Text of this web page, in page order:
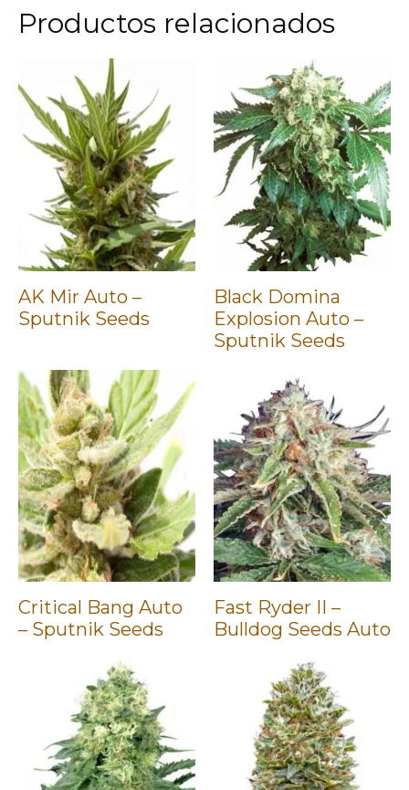
Productos relacionados
AK Mir Auto –
Sputnik Seeds
Black Domina
Explosion Auto –
Sputnik Seeds
Critical Bang Auto
– Sputnik Seeds
Fast Ryder II –
Bulldog Seeds Auto